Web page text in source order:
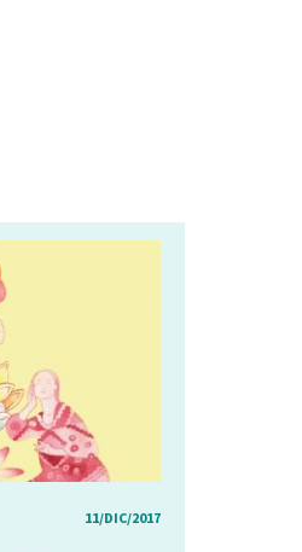
11/DIC/2017